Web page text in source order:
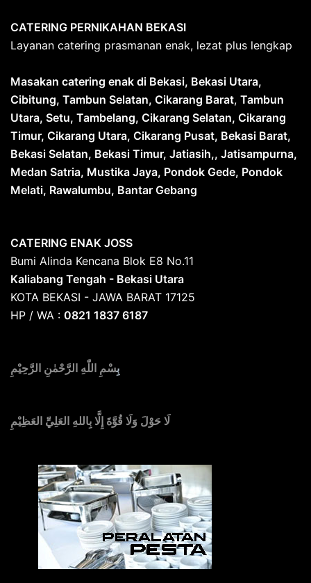
CATERING PERNIKAHAN BEKASI
Layanan catering prasmanan enak, lezat plus lengkap
Masakan catering enak di Bekasi, Bekasi Utara,
Cibitung, Tambun Selatan, Cikarang Barat, Tambun
Utara, Setu, Tambelang, Cikarang Selatan, Cikarang
Timur, Cikarang Utara, Cikarang Pusat, Bekasi Barat,
Bekasi Selatan, Bekasi Timur, Jatiasih,, Jatisampurna,
Medan Satria, Mustika Jaya, Pondok Gede, Pondok
Melati, Rawalumbu, Bantar Gebang
CATERING ENAK JOSS
Bumi Alinda Kencana Blok E8 No.11
Kaliabang Tengah - Bekasi Utara
KOTA BEKASI - JAWA BARAT 17125
HP / WA : 0821 1837 6187
بِسْمِ اللّٰهِ الرَّحْمٰنِ الرَّحِيْمِ
لَا حَوْلَ وَلَا قُوَّةَ إِلَّا بِاللهِ العَلِيِّ العَظِيْمِ